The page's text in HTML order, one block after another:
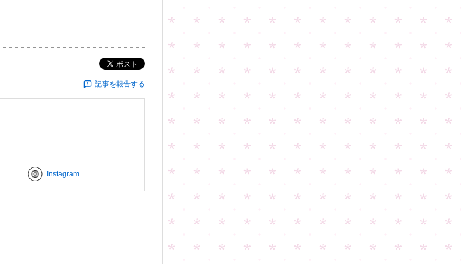
ポスト
記事を報告する
Instagram